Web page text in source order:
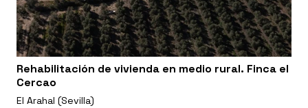
Rehabilitación de vivienda en medio rural. Finca el
Cercao
El Arahal (Sevilla)